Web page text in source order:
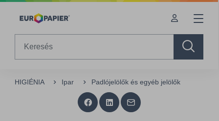
Table Of Content
HIGIÉNIA Ipar Padlójelölők és egyéb jelölők